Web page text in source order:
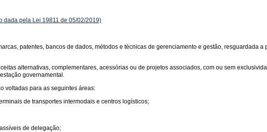
dada pela Lei 19811 de 05/02/2019)
patentes, bancos de dados, métodos e técnicas de gerenciamento e gestão, resguardada
alternativas, complementares, acessórias ou de projetos associados, com ou sem
governamental.
voltadas para as seguintes áreas:
de transportes intermodais e centros logísticos;
de delegação;